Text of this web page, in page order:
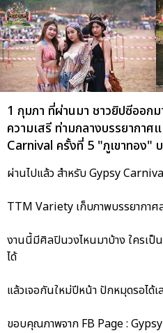
1 กุมภา ที่ผ่านมา ชาวยิปซีออก
ความเสรี ท่ามกลางบรรยากาศ
Carnival ครั้งที่ 5 "ภูเขาทอง"
ผ่านไปแล้ว สำหรับ Gypsy
TTM Variety เก็บภาพบรรยากา
งานนี้มีศิลปินวงไหนมาบ้าง ใครเป็
ได้
แล้วเจอกันใหม่ปีหน้า ปักหมุดรอได้เ
ขอบคุณภาพจาก FB Page :